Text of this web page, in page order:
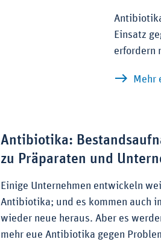
Einsatz
erfordern
Mehr
Antibiotika:
zu Präparaten und
Einige Unternehmen entwickeln
Antibiotika; und es kommen auch
wieder neue heraus. Aber es
mehr eue Antibiotika gegen